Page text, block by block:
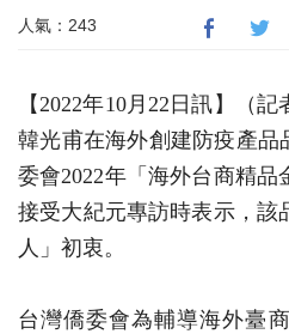
人氣：243
【2022年10月22日訊】（
韓光甫在海外創建防疫產品
委會2022年「海外台商精品
接受大紀元專訪時表示，該
人」初衷。
台灣僑委會為輔導海外臺